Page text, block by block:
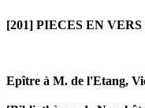
[201] PIECES EN VERS
Epître à M. de l'Etang,